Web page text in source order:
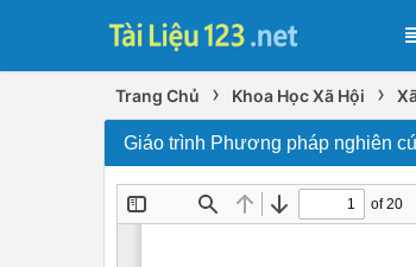
Trang Chủ › Khoa Học Xã Hội ›
Giáo trình Phương pháp nghiên